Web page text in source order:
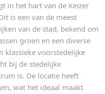
in het hart van de Keizer
is een van de meest
van de stad, bekend om
groen en een diverse
klassieke voorstedelijke
bij de stedelijke
is. De locatie heeft
wat het ideaal maakt